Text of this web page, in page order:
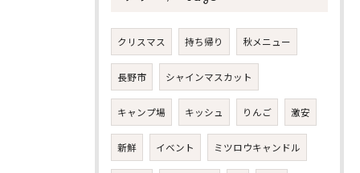
クリスマス 持ち帰り 秋メニュー
長野市 シャインマスカット
キャンプ場 キッシュ りんご 激安
新鮮 イベント ミツロウキャンドル